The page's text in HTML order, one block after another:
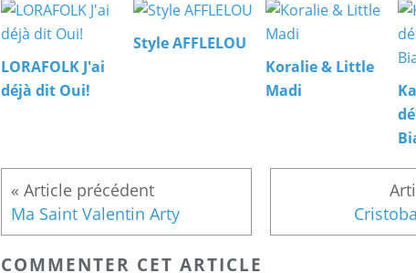
LORAFOLK J'ai
déjà dit Oui!
Style AFFLELOU
Koralie & Little
Madi
Ma Saint Valentin Arty
COMMENTER CET ARTICLE